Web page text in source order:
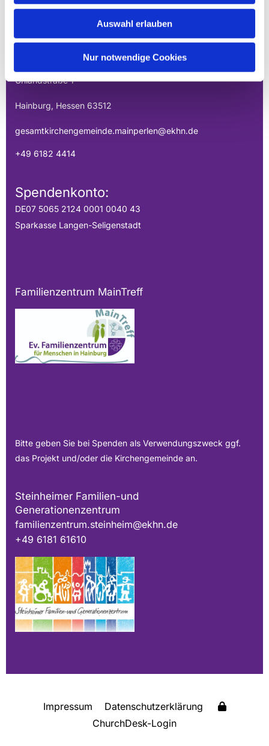
Auswahl erlauben
Nur notwendige Cookies
EVANGELISCHE
GESAMTKIRCHENGEMEINDE DER
MAINPERLEN
Uhlandstraße 1
Hainburg, Hessen 63512
gesamtkirchengemeinde.mainperlen@ekhn.de
+49 6182 4414
Spendenkonto:
DE07 5065 2124 0001 0040 43
Sparkasse Langen-Seligenstadt
Familienzentrum MainTreff
Bitte geben Sie bei Spenden als Verwendungszweck ggf.
das Projekt und/oder die Kirchengemeinde an.
Steinheimer Familien-und
Generationenzentrum
familienzentrum.steinheim@ekhn.de
+49 6181 61610
Impressum
Datenschutzerklärung
ChurchDesk-Login